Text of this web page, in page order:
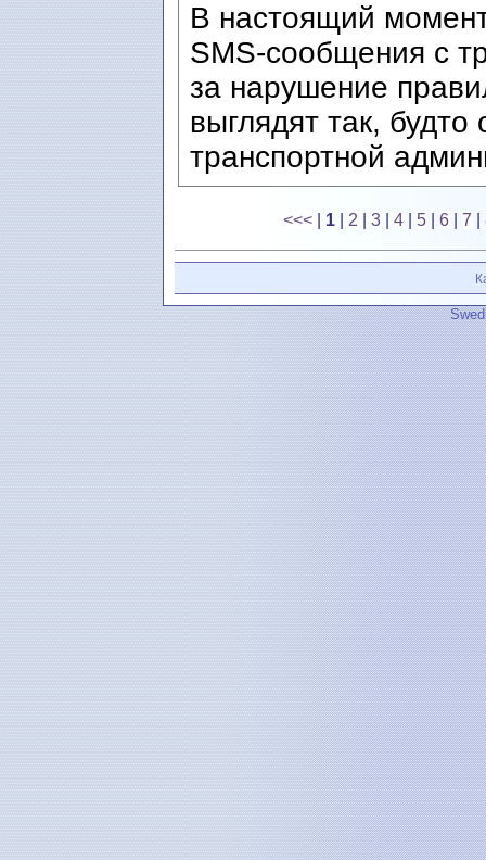
В настоящий
SMS-сообщения с
за нарушение
выглядят так,
транспортной
<<< 1 2 |3 |4 5 |6 |7 |